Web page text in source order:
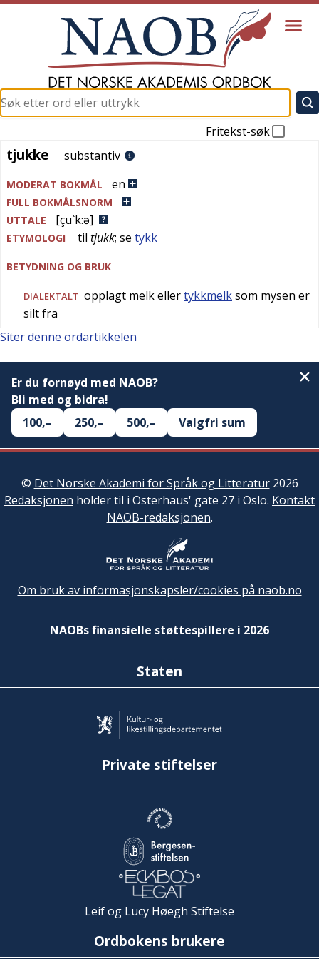
Fritekst-søk
tjukke
tjukke substantiv
MODERAT BOKMÅL en
FULL BOKMÅLSNORM
UTTALE
[çu`k:ə]
ETYMOLOGI til tjukk; se tykk
BETYDNING OG BRUK
DIALEKTALT opplagt melk ellertykkmelksom mysen er
silt fra
Siter denne ordartikkelen
Er du fornøyd med NAOB?
Bli med og bidra!
100,–
250,– 500,– Valgfri sum
© Det Norske Akademi for Språk og Litteratur2026
Redaksjonen holder til i Osterhaus' gate 27 i Oslo. Kontakt
NAOB-redaksjonen.
Om bruk av informasjonskapsler/cookies på naob.no
NAOBs finansielle støttespillere i 2026
Staten
Private stiftelser
Leif og Lucy Høegh Stiftelse
Ordbokens brukere